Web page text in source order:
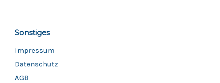
Sonstiges
Impressum
Datenschutz
AGB